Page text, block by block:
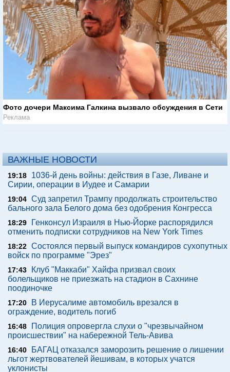
Фото дочери Максима Галкина вызвало обсуждения в Сети
Реклама
ВАЖНЫЕ НОВОСТИ
19:18
1036-й день войны: действия в Газе, Ливане и
Сирии, операции в Иудее и Самарии
19:04 Суд запретил Трампу продолжать строительство
бального зала Белого дома без одобрения Конгресса
18:29
Генконсул Израиля в Нью-Йорке распорядился
отменить подписки сотрудников на New York Times
18:22 Состоялся первый выпуск командиров сухопутных
войск по программе "Эрез"
17:43
Клуб "Маккаби" Хайфа призвал своих
болельщиков не приезжать на стадион в Сахнине
поодиночке
17:20
В Иерусалиме автомобиль врезался в
ограждение, водитель погиб
16:48
Полиция опровергла слухи о "чрезвычайном
происшествии" на набережной Тель-Авива
16:40
БАГАЦ отказался заморозить решение о лишении
льгот жертвователей йешивам, в которых учатся
уклонисты